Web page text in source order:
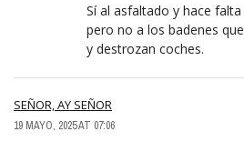
Sí al asfaltado y hace
pero no a los badenes
y destrozan coches.
SEÑOR, AY SEÑOR
19 MAYO, 2025 AT 07:06